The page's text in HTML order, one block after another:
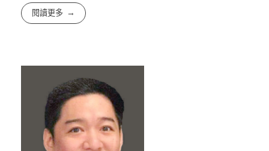
閱讀更多